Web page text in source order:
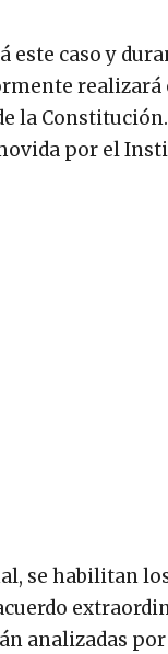
este caso y
realizará
la
por el
se habilitan
analizadas